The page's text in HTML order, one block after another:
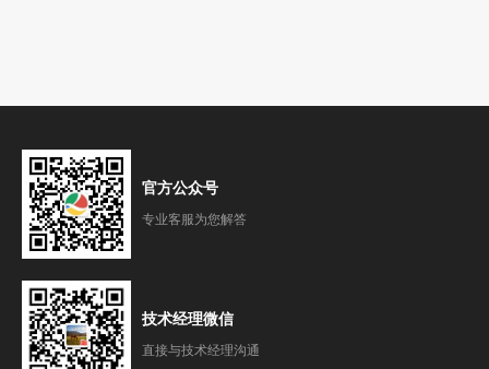
官方公众号
专业客服为您解答
技术经理微信
直接与技术经理沟通